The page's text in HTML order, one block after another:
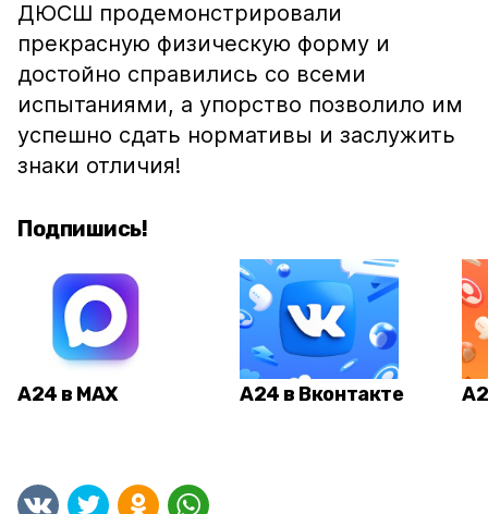
ДЮСШ продемонстрировали
прекрасную физическую форму и
достойно справились со всеми
испытаниями, а упорство позволило им
успешно сдать нормативы и заслужить
знаки отличия!
Подпишись!
А24 в MAX А24 в Вконтакте